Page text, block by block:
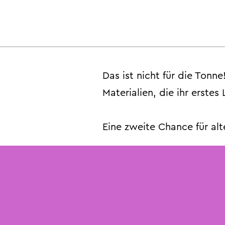
Das ist nicht für die
Materialien, die ihr erstes
Eine zweite Chance für